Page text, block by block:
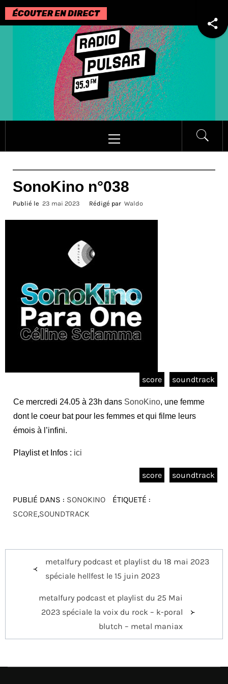
Passer
au
contenu
principal
SonoKino n°038
Publié le 23 mai 2023 Rédigé par Waldo
score soundtrack
Ce mercredi 24.05 à 23h dans SonoKino, une femme
dont le coeur bat pour les femmes et qui filme leurs
émois à l’infini.
Playlist et Infos : ici
score soundtrack
PUBLIÉ DANS : SONOKINO
ÉTIQUETÉ :
SCORE,SOUNDTRACK
Navigation
metalfury podcast et playlist du 18 mai 2023
spéciale hellfest le 15 juin 2023
metalfury podcast et playlist du 25 Mai
2023 spéciale la voix du rock – k-poral
blutch – metal maniax